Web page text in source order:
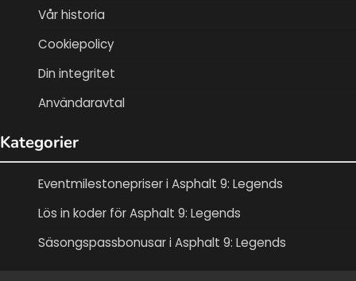
Vår historia
Cookiepolicy
Din integritet
Användaravtal
Kategorier
Eventmilestonepriser i Asphalt 9: Legends
Lös in koder för Asphalt 9: Legends
Säsongspassbonusar i Asphalt 9: Legends